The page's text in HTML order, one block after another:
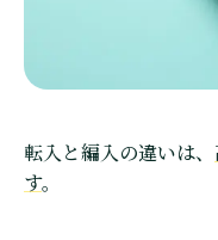
転入と編入の違いは、
す。